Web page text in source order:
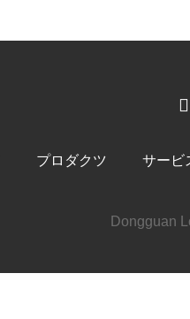
プロダクツ サービ
Dongguan